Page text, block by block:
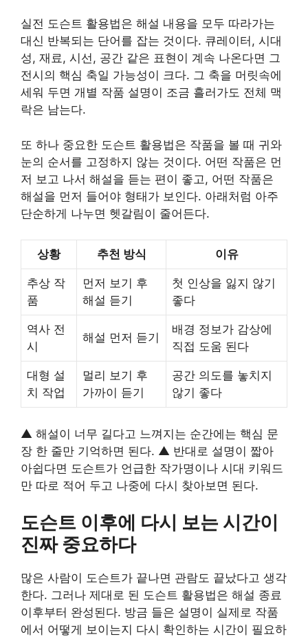
실전 도슨트 활용법은 해설 내용을 모두 따라가는
대신 반복되는 단어를 잡는 것이다. 큐레이터, 시대
성, 재료, 시선, 공간 같은 표현이 계속 나온다면 그
전시의 핵심 축일 가능성이 크다. 그 축을 머릿속에
세워 두면 개별 작품 설명이 조금 흘러가도 전체 맥
락은 남는다.
또 하나 중요한 도슨트 활용법은 작품을 볼 때 귀와
눈의 순서를 고정하지 않는 것이다. 어떤 작품은 먼
저 보고 나서 해설을 듣는 편이 좋고, 어떤 작품은
해설을 먼저 들어야 형태가 보인다. 아래처럼 아주
단순하게 나누면 헷갈림이 줄어든다.
상황 추천 방식 이유
추상 작
품
먼저 보기 후
해설 듣기
첫 인상을 잃지 않기
좋다
역사 전
시
해설 먼저 듣기
배경 정보가 감상에
직접 도움 된다
대형 설
치 작업
멀리 보기 후
가까이 듣기
공간 의도를 놓치지
않기 좋다
▲ 해설이 너무 길다고 느껴지는 순간에는 핵심 문
장 한 줄만 기억하면 된다. ▲ 반대로 설명이 짧아
아쉽다면 도슨트가 언급한 작가명이나 시대 키워드
만 따로 적어 두고 나중에 다시 찾아보면 된다.
도슨트 이후에 다시 보는 시간이
진짜 중요하다
많은 사람이 도슨트가 끝나면 관람도 끝났다고 생각
한다. 그러나 제대로 된 도슨트 활용법은 해설 종료
이후부터 완성된다. 방금 들은 설명이 실제로 작품
에서 어떻게 보이는지 다시 확인하는 시간이 필요하